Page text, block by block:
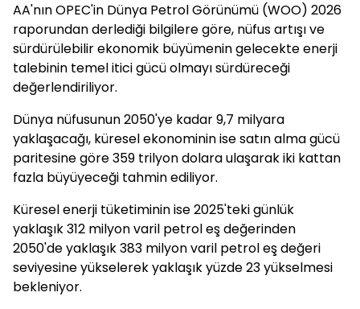
AA'nın OPEC'in Dünya Petrol Görünümü (WOO) 2026
raporundan derlediği bilgilere göre, nüfus artışı ve
sürdürülebilir ekonomik büyümenin gelecekte enerji
talebinin temel itici gücü olmayı sürdüreceği
değerlendiriliyor.
Dünya nüfusunun 2050'ye kadar 9,7 milyara
yaklaşacağı, küresel ekonominin ise satın alma gücü
paritesine göre 359 trilyon dolara ulaşarak iki kattan
fazla büyüyeceği tahmin ediliyor.
Küresel enerji tüketiminin ise 2025'teki günlük
yaklaşık 312 milyon varil petrol eş değerinden
2050'de yaklaşık 383 milyon varil petrol eş değeri
seviyesine yükselerek yaklaşık yüzde 23 yükselmesi
bekleniyor.